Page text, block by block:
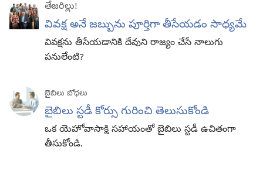
తేజరిల్లు!
వివక్ష అనే జబ్బును పూర్తిగా తీసేయడం సాధ్యమే
వివక్షను తీసేయడానికి దేవుని రాజ్యం చేసే నాలుగు
పనులేంటి?
బైబిలు బోధలు
బైబిలు స్టడీ కోర్సు గురించి తెలుసుకోండి
ఒక యెహోవాసాక్షి సహాయంతో బైబిలు స్టడీ ఉచితంగా
తీసుకోండి.